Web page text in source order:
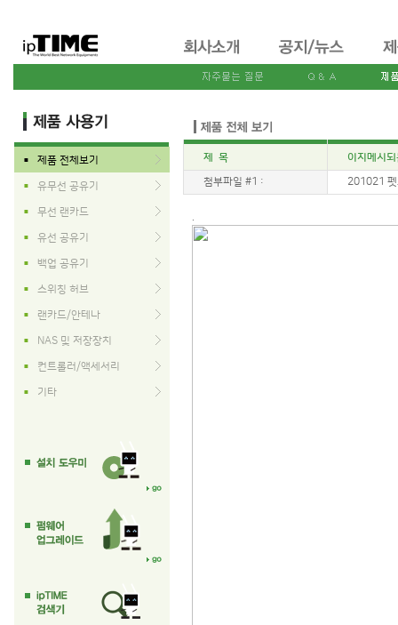
■ 제품 전체보기
■ 유무선 공유기
■ 무선 랜카드
■ 유선 공유기
■ 백업 공유기
■ 스위칭 허브
■ 랜카드/안테나
■ NAS 및 저장장치
■ 컨트롤러/액세서리
■ 기타
제 목 이지메시
첨부파일 #1 : 201021
.